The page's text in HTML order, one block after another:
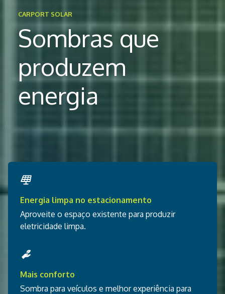
CARPORT SOLAR
Sombras que
produzem
energia
Energia limpa no estacionamento
Aproveite o espaço existente para produzir
eletricidade limpa.
Mais conforto
Sombra para veículos e melhor experiência para